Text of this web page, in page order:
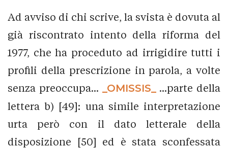
Ad avviso di chi scrive, la svista è dovuta al
già riscontrato intento della riforma del
1977, che ha proceduto ad irrigidire tutti i
profili della prescrizione in parola, a volte
senza preoccupa...
_OMISSIS_
...parte della
lettera b) [49]: una simile interpretazione
urta però con il dato letterale della
disposizione [50] ed è stata sconfessata